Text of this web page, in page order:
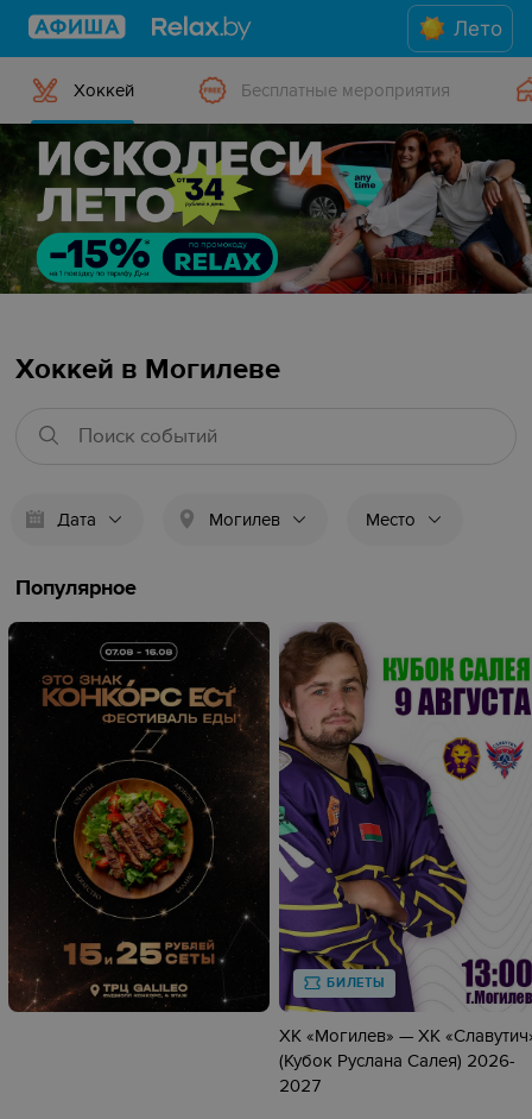
Лето
Хоккей Бесплатные мероприятия
Хоккей в Могилеве
Дата Могилев Место
Популярное
БИЛЕТЫ
ХК «Могилев» — ХК
(Кубок Руслана Салея) 2026-
2027